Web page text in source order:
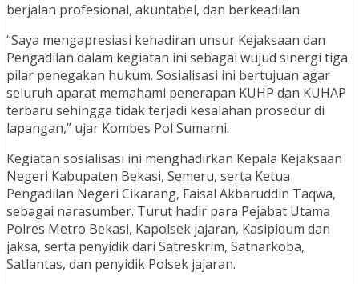
berjalan profesional, akuntabel, dan berkeadilan.
“Saya mengapresiasi kehadiran unsur Kejaksaan dan
Pengadilan dalam kegiatan ini sebagai wujud sinergi tiga
pilar penegakan hukum. Sosialisasi ini bertujuan agar
seluruh aparat memahami penerapan KUHP dan KUHAP
terbaru sehingga tidak terjadi kesalahan prosedur di
lapangan,” ujar Kombes Pol Sumarni.
Kegiatan sosialisasi ini menghadirkan Kepala Kejaksaan
Negeri Kabupaten Bekasi, Semeru, serta Ketua
Pengadilan Negeri Cikarang, Faisal Akbaruddin Taqwa,
sebagai narasumber. Turut hadir para Pejabat Utama
Polres Metro Bekasi, Kapolsek jajaran, Kasipidum dan
jaksa, serta penyidik dari Satreskrim, Satnarkoba,
Satlantas, dan penyidik Polsek jajaran.